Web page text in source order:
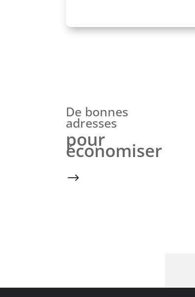
De bonnes
adresses
pour
économiser
$